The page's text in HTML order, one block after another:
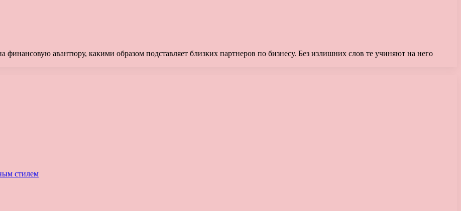
авантюру, какими образом подставляет близких партнеров по бизнесу. Без излишних слов те учиняют на него
стилем